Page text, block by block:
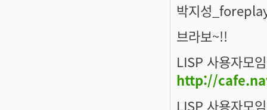
박지성
브라보~!!
LISP 사용자모임
http://
LISP 사용자모임